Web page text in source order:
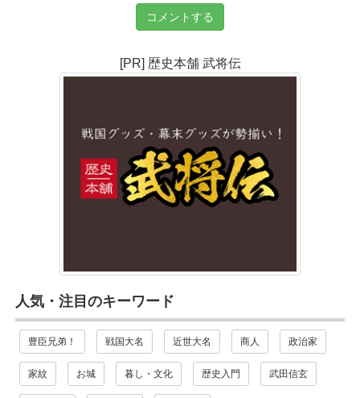
コメントする
[PR] 歴史本舗 武将伝
人気・注目のキーワード
豊臣兄弟！ 戦国大名 近世大名 商人 政治家
家紋 お城 暮し・文化 歴史入門 武田信玄